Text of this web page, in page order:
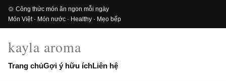
🍲 Công thức món ăn ngon mỗi ngày
Món Việt · Món nước · Healthy · Mẹo bếp
kayla aroma
Trang chủGợi ý hữu íchLiên hệ